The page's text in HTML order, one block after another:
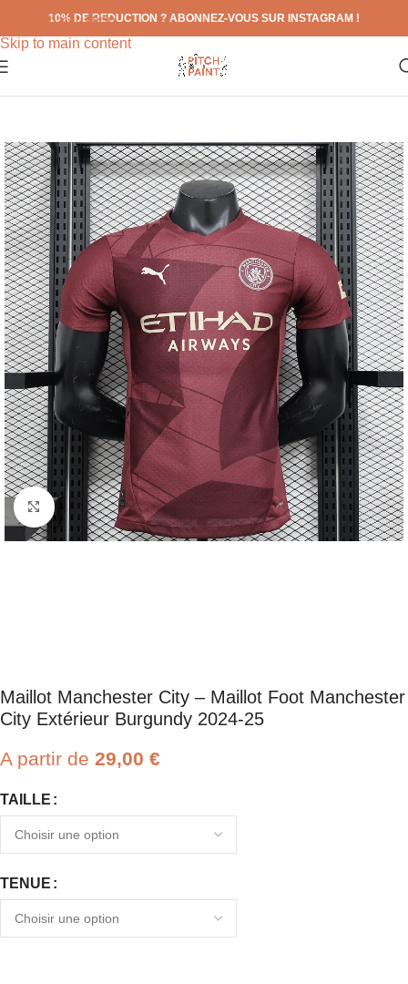
Skip to navigation
Skip to main content
10% DE REDUCTION ? ABONNEZ-VOUS SUR INSTAGRAM !
Click to enlarge
Maillot Manchester City – Maillot Foot Manchester
City Extérieur Burgundy 2024-25
A partir de 29,00 €
TAILLE
TENUE